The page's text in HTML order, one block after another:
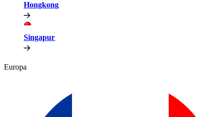
Hongkong​​
Singapur​​
Europa​​